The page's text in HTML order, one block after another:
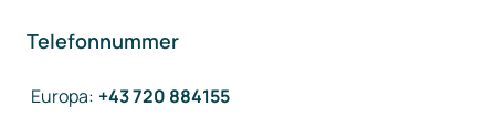
Telefonnummer
Europa: +43 720 884155